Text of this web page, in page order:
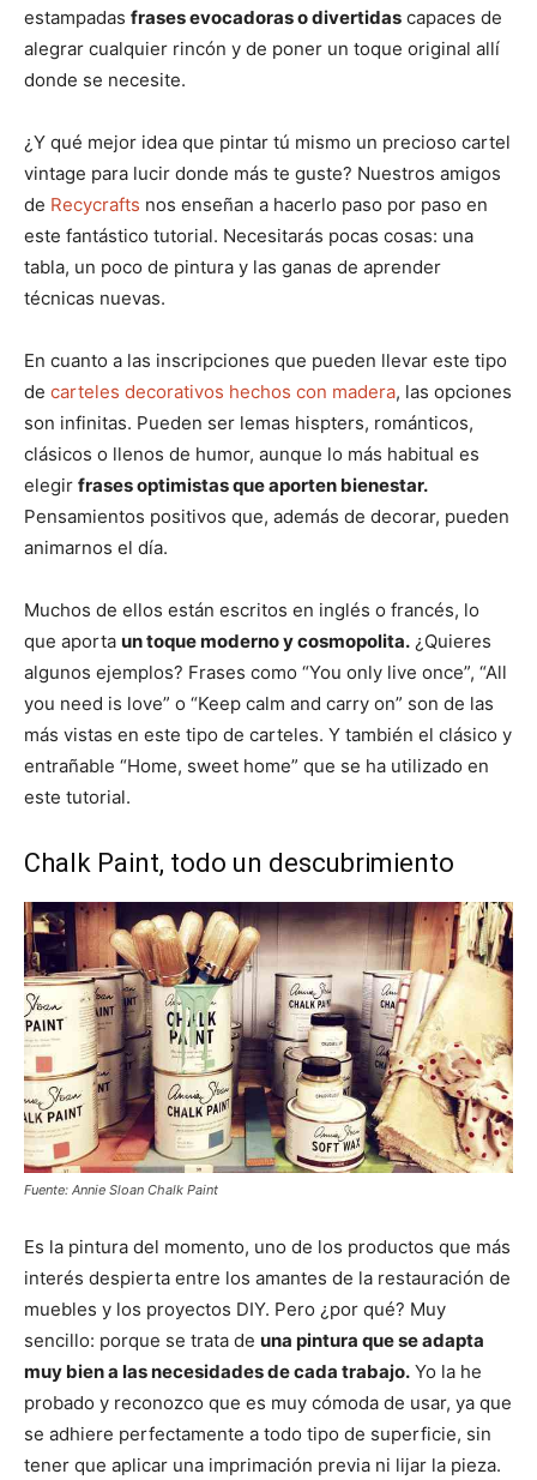
estampadas frases evocadoras o divertidas capaces de
alegrar cualquier rincón y de poner un toque original allí
donde se necesite.
¿Y qué mejor idea que pintar tú mismo un precioso cartel
vintage para lucir donde más te guste? Nuestros amigos
de Recycrafts nos enseñan a hacerlo paso por paso en
este fantástico tutorial. Necesitarás pocas cosas: una
tabla, un poco de pintura y las ganas de aprender
técnicas nuevas.
En cuanto a las inscripciones que pueden llevar este tipo
de carteles decorativos hechos con madera, las opciones
son infinitas. Pueden ser lemas hispters, románticos,
clásicos o llenos de humor, aunque lo más habitual es
elegir frases optimistas que aporten bienestar.
Pensamientos positivos que, además de decorar, pueden
animarnos el día.
Muchos de ellos están escritos en inglés o francés, lo
que aporta un toque moderno y cosmopolita. ¿Quieres
algunos ejemplos? Frases como “You only live once”, “All
you need is love” o “Keep calm and carry on” son de las
más vistas en este tipo de carteles. Y también el clásico y
entrañable “Home, sweet home” que se ha utilizado en
este tutorial.
Chalk Paint, todo un descubrimiento
Fuente: Annie Sloan Chalk Paint
Es la pintura del momento, uno de los productos que más
interés despierta entre los amantes de la restauración de
muebles y los proyectos DIY. Pero ¿por qué? Muy
sencillo: porque se trata de una pintura que se adapta
muy bien a las necesidades de cada trabajo. Yo la he
probado y reconozco que es muy cómoda de usar, ya que
se adhiere perfectamente a todo tipo de superficie, sin
tener que aplicar una imprimación previa ni lijar la pieza.